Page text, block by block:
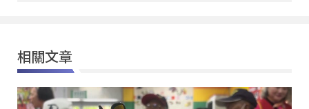
相關文章